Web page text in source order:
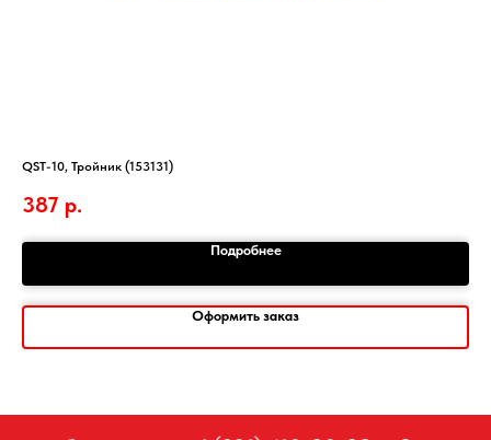
QST-10, Тройник (153131)
387 р.
Подробнее
Оформить заказ